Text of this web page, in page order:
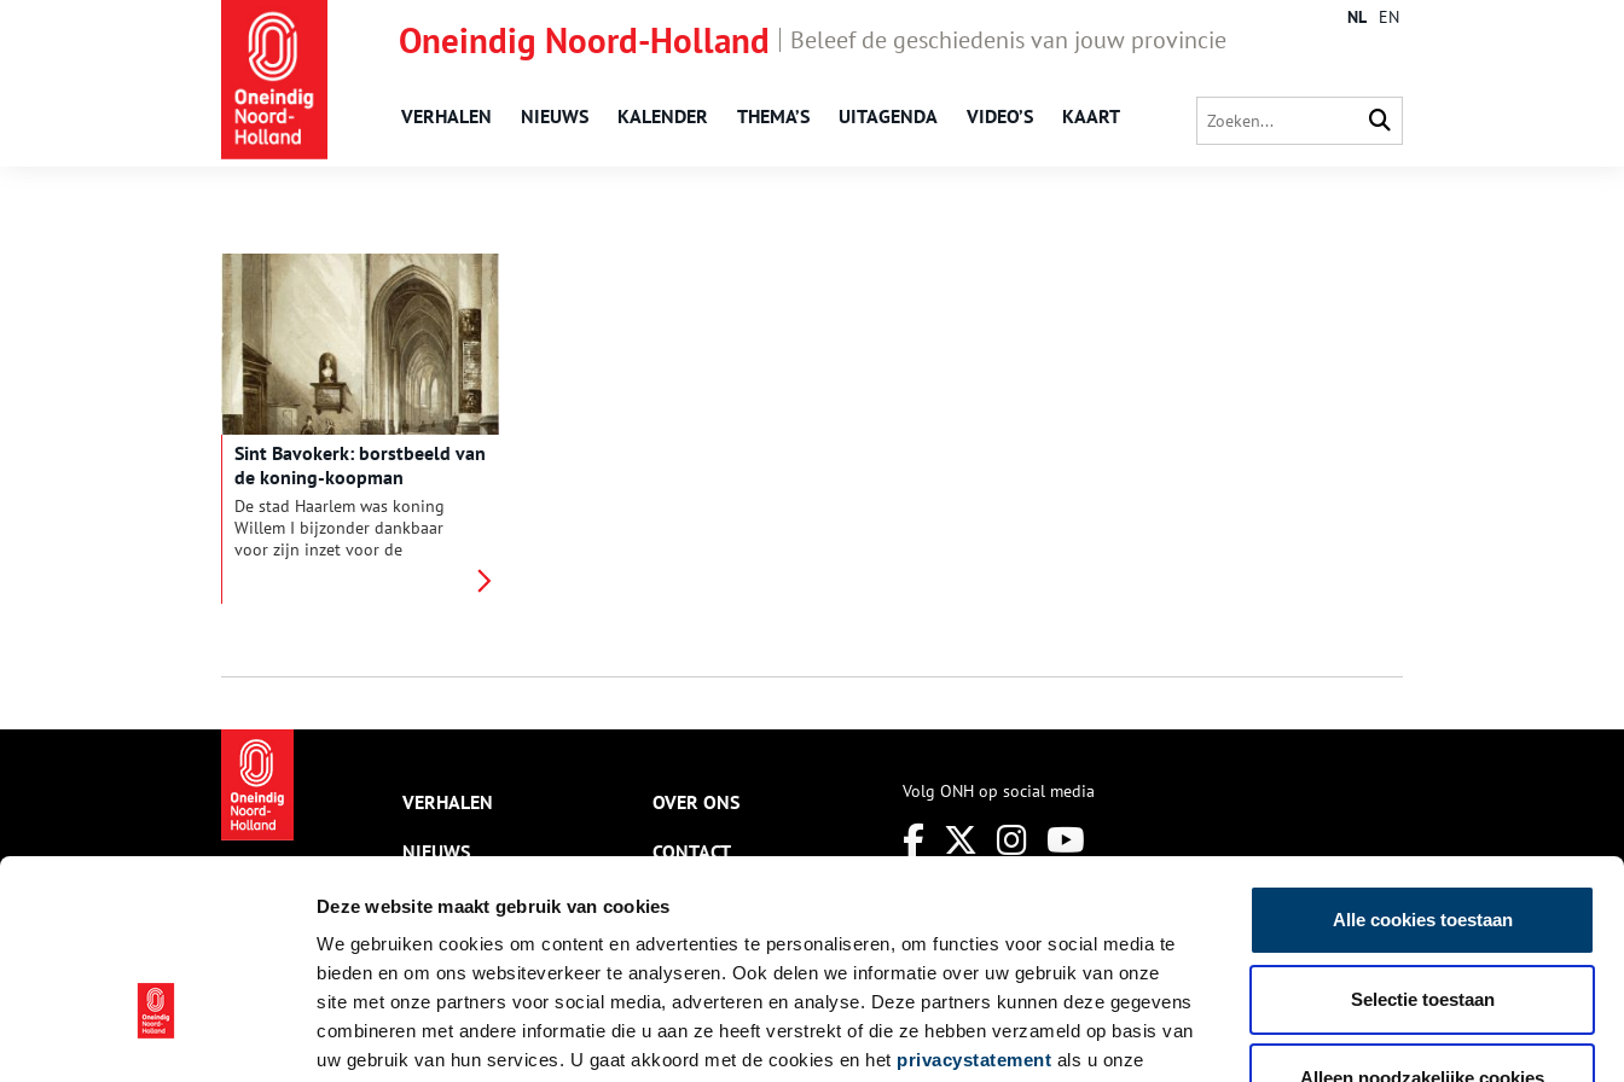
Deze website maakt gebruik van cookies
We gebruiken cookies om content en advertenties te personaliseren, om functies voor social media te
bieden en om ons websiteverkeer te analyseren. Ook delen we informatie over uw gebruik van onze
site met onze partners voor social media, adverteren en analyse. Deze partners kunnen deze gegevens
combineren met andere informatie die u aan ze heeft verstrekt of die ze hebben verzameld op basis van
uw gebruik van hun services. U gaat akkoord met de cookies en het privacystatement als u onze
Alle cookies toestaan
Selectie toestaan
Alleen noodzakelijke cookies
Oneindig Noord-Holland Beleef de geschiedenis van jouw provincie
VERHALEN NIEUWS KALENDER THEMA’S UITAGENDA VIDEO’S KAART
NL EN
Sint Bavokerk: borstbeeld van
de koning-koopman
De stad Haarlem was koning
Willem I bijzonder dankbaar
voor zijn inzet voor de
marmeren portret van de
geplaatst in een van de
kapellen van de Sint Bavokerk.
VERHALEN
NIEUWS
KALENDER
THEMA’S
ACTIVITEITEN
VIDEO’S
OVER ONS
CONTACT
NIEUWSBRIEF
DISCLAIMER
PRIVACY
TOEGANKELIJKHEID
Volg ONH op social media